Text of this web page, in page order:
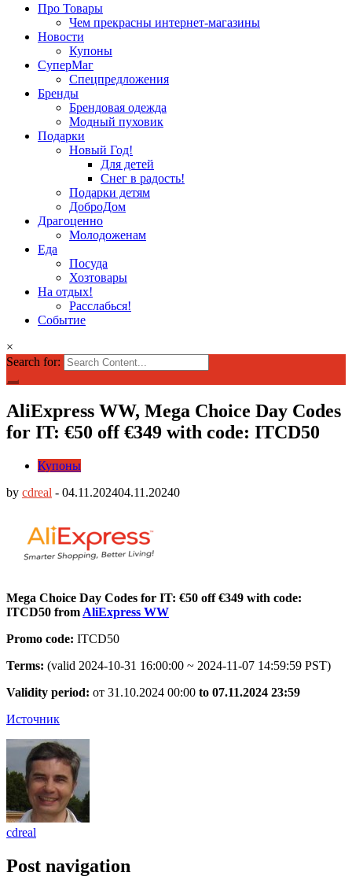
Про Товары
Чем прекрасны интернет-магазины
Новости
Купоны
СуперМаг
Спецпредложения
Бренды
Брендовая одежда
Модный пуховик
Подарки
Новый Год!
Для детей
Снег в радость!
Подарки детям
ДоброДом
Драгоценно
Молодоженам
Еда
Посуда
Хозтовары
На отдых!
Расслабься!
Событие
×
Search for:
AliExpress WW, Mega Choice Day Codes
for IT: €50 off €349 with code: ITCD50
Купоны
by cdreal - 04.11.202404.11.20240
Mega Choice Day Codes for IT: €50 off €349 with code:
ITCD50 from AliExpress WW
Promo code: ITCD50
Terms: (valid 2024-10-31 16:00:00 ~ 2024-11-07 14:59:59 PST)
Validity period: от 31.10.2024 00:00 to 07.11.2024 23:59
Источник
cdreal
Post navigation